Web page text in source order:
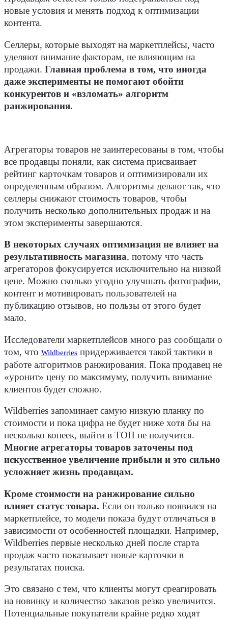
новые условия и менять подход к оптимизации
контента.
Селлеры, которые выходят на маркетплейсы, часто
уделяют внимание факторам, не влияющим на
продажи. Главная проблема в том, что иногда
даже эксперименты не помогают обойти
конкурентов и «взломать» алгоритм
ранжирования.
Агрегаторы товаров не заинтересованы в том, чтобы
все продавцы поняли, как система присваивает
рейтинг карточкам товаров и оптимизировали их
определенным образом. Алгоритмы делают так, что
селлеры снижают стоимость товаров, чтобы
получить несколько дополнительных продаж и на
этом эксперименты завершаются.
В некоторых случаях оптимизация не влияет на
результативность магазина, потому что часть
агрегаторов фокусируется исключительно на низкой
цене. Можно сколько угодно улучшать фотографии,
контент и мотивировать пользователей на
публикацию отзывов, но пользы от этого будет
мало.
Исследователи маркетплейсов много раз сообщали о
том, что Wildberries придерживается такой тактики в
работе алгоритмов ранжирования. Пока продавец не
«уронит» цену по максимуму, получить внимание
клиентов будет сложно.
Wildberries запоминает самую низкую планку по
стоимости и пока цифра не будет ниже хотя бы на
несколько копеек, выйти в ТОП не получится.
Многие агрегаторы товаров заточены под
искусственное увеличение прибыли и это сильно
усложняет жизнь продавцам.
Кроме стоимости на ранжирование сильно
влияет статус товара. Если он только появился на
маркетплейсе, то модели показа будут отличаться в
зависимости от особенностей площадки. Например,
Wildberries первые несколько дней после старта
продаж часто показывает новые карточки в
результатах поиска.
Это связано с тем, что клиенты могут среагировать
на новинку и количество заказов резко увеличится.
Потенциальные покупатели крайне редко ходят